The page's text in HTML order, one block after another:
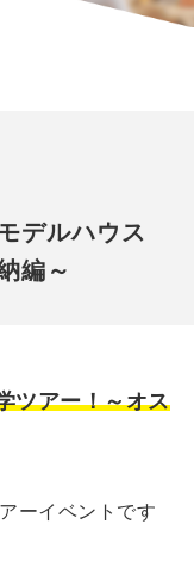
デルハウス
編～
ツアー！～オス
ーイベントです